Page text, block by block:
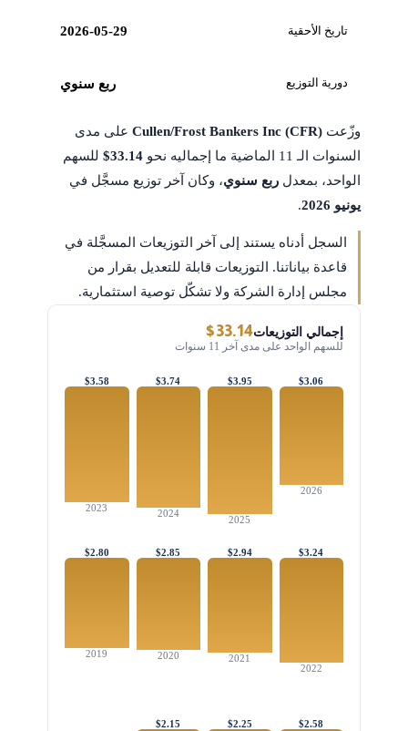
تاريخ الأحقية 2026-05-29
دورية التوزيع ربع سنوي
وزّعت Cullen/Frost Bankers Inc (CFR)على مدى
السنوات الـ 11 الماضية ما إجماليه نحو
$33.14للسهم
الواحد، بمعدل ربع سنوي، وكان آخر توزيع مسجَّل في
يونيو 2026
.
السجل أدناه يستند إلى آخر التوزيعات المسجَّلة في
قاعدة بياناتنا. التوزيعات قابلة للتعديل بقرار من
مجلس إدارة الشركة ولا تشكّل توصية استثمارية.
إجمالي التوزيعات$33.14
للسهم الواحد على مدى آخر 11 سنوات
$3.06
2026
$3.95
2025
$3.74
2024
$3.58
2023
$3.24
2022
$2.94
2021
$2.85
2020
$2.80
2019
$2.58
$2.25
$2.15